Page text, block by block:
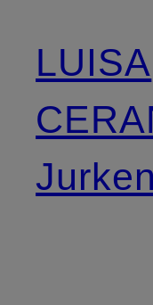
LUISA
Jurken